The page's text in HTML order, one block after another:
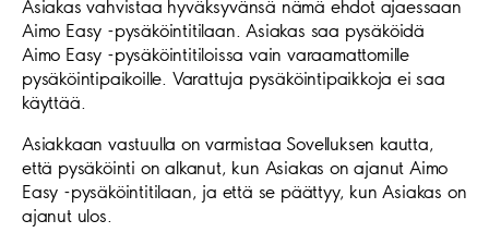
Asiakas vahvistaa hyväksyvänsä nämä ehdot ajaessaan
Aimo Easy -pysäköintitilaan. Asiakas saa pysäköidä
Aimo Easy -pysäköintitiloissa vain varaamattomille
pysäköintipaikoille. Varattuja pysäköintipaikkoja ei saa
käyttää.
Asiakkaan vastuulla on varmistaa Sovelluksen kautta,
että pysäköinti on alkanut, kun Asiakas on ajanut Aimo
Easy -pysäköintitilaan, ja että se päättyy, kun Asiakas on
ajanut ulos.